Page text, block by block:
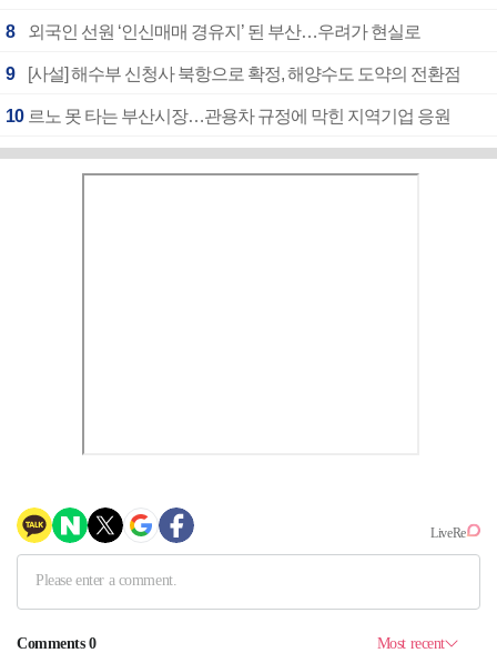
8 외국인 선원 ‘인신매매 경유지’ 된 부산…우려가 현실로
9 [사설] 해수부 신청사 북항으로 확정, 해양수도 도약의 전환점
10 르노 못 타는 부산시장…관용차 규정에 막힌 지역기업 응원